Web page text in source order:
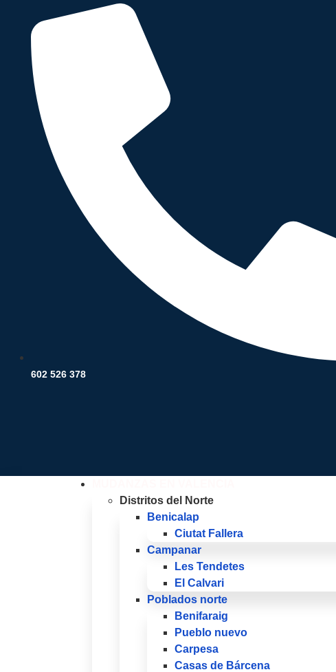
602 526 378
Distritos del Norte
Benicalap
Ciutat Fallera
Campanar
Les Tendetes
El Calvari
Poblados norte
Benifaraig
Pueblo nuevo
Carpesa
Casas de Bárcena